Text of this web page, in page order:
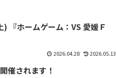
) 『ホームゲーム：VS 愛媛Ｆ
2026.04.28 2026.05.13
催されます！